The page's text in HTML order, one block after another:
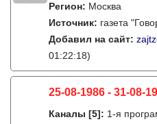
Регион: Москва
Источник: газета
Добавил на сайт:
01:22:18)
25-08-1986 - 31-08-
Каналы [5]: 1-я